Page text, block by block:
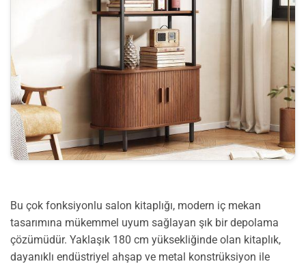
Bu çok fonksiyonlu salon kitaplığı, modern iç mekan
tasarımına mükemmel uyum sağlayan şık bir depolama
çözümüdür. Yaklaşık 180 cm yüksekliğinde olan kitaplık,
dayanıklı endüstriyel ahşap ve metal konstrüksiyon ile